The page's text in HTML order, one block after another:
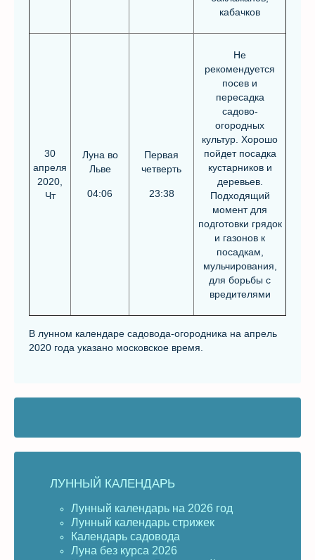
кабачков
30
апреля
2020,
Чт
Луна во
Льве
04:06
Первая
четверть
23:38
Не
рекомендуется
посев и
пересадка
садово-
огородных
культур. Хорошо
пойдет посадка
кустарников и
деревьев.
Подходящий
момент для
подготовки грядок
и газонов к
посадкам,
мульчирования,
для борьбы с
вредителями
В лунном календаре садовода-огородника на апрель
2020 года указано московское время.
ЛУННЫЙ КАЛЕНДАРЬ
Лунный календарь на 2026 год
Лунный календарь стрижек
Календарь садовода
Луна без курса 2026